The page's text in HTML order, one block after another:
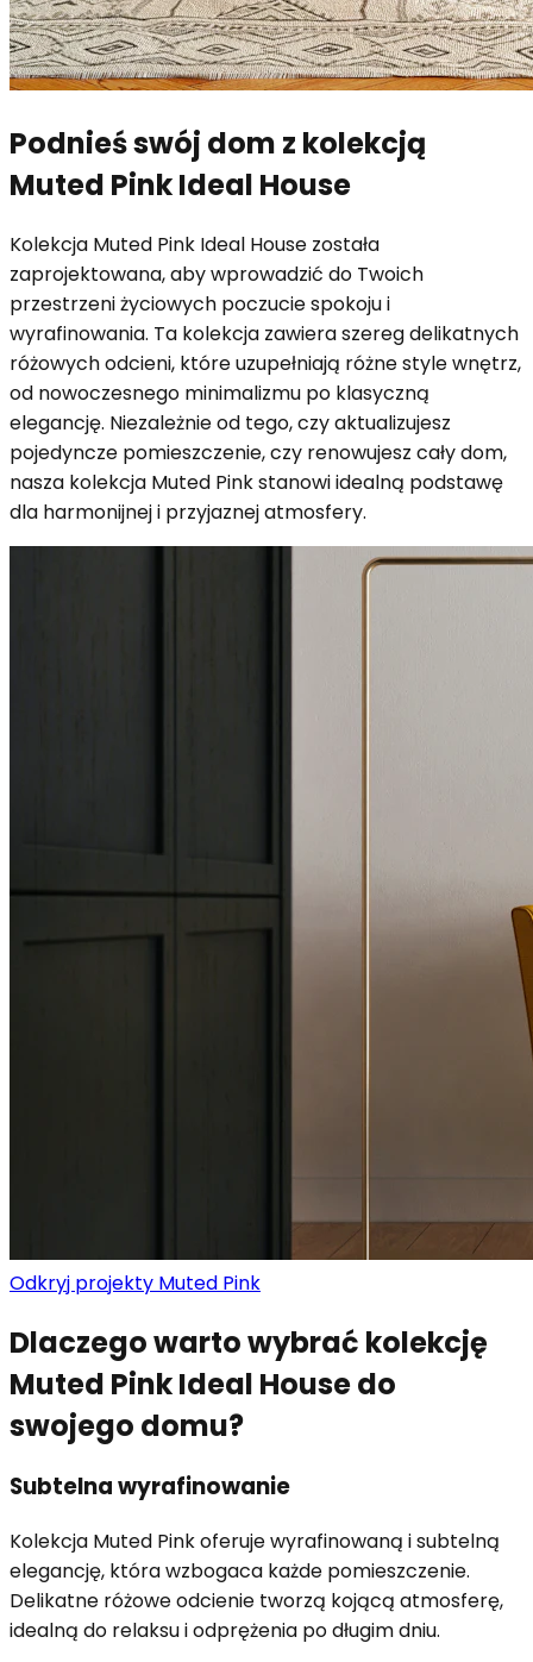
Podnieś swój dom z kolekcją
Muted Pink Ideal House
Kolekcja Muted Pink Ideal House została
zaprojektowana, aby wprowadzić do Twoich
przestrzeni życiowych poczucie spokoju i
wyrafinowania. Ta kolekcja zawiera szereg delikatnych
różowych odcieni, które uzupełniają różne style wnętrz,
od nowoczesnego minimalizmu po klasyczną
elegancję. Niezależnie od tego, czy aktualizujesz
pojedyncze pomieszczenie, czy renowujesz cały dom,
nasza kolekcja Muted Pink stanowi idealną podstawę
dla harmonijnej i przyjaznej atmosfery.
Odkryj projekty Muted Pink
Dlaczego warto wybrać kolekcję
Muted Pink Ideal House do
swojego domu?
Subtelna wyrafinowanie
Kolekcja Muted Pink oferuje wyrafinowaną i subtelną
elegancję, która wzbogaca każde pomieszczenie.
Delikatne różowe odcienie tworzą kojącą atmosferę,
idealną do relaksu i odprężenia po długim dniu.